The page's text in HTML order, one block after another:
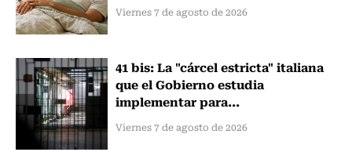
Viernes 7 de agosto de 2026
41 bis: La "cárcel estricta" italiana
que el Gobierno estudia
implementar para...
Viernes 7 de agosto de 2026